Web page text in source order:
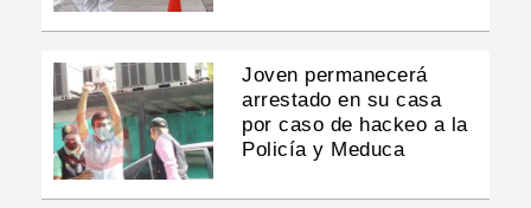
Joven permanecerá
arrestado en su casa
por caso de hackeo a la
Policía y Meduca